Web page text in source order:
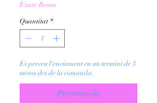
Ezare Bonus
Quantitat *
Es preveu l'enviament en un termini de 3
mesos des de la comanda.
Precomanda